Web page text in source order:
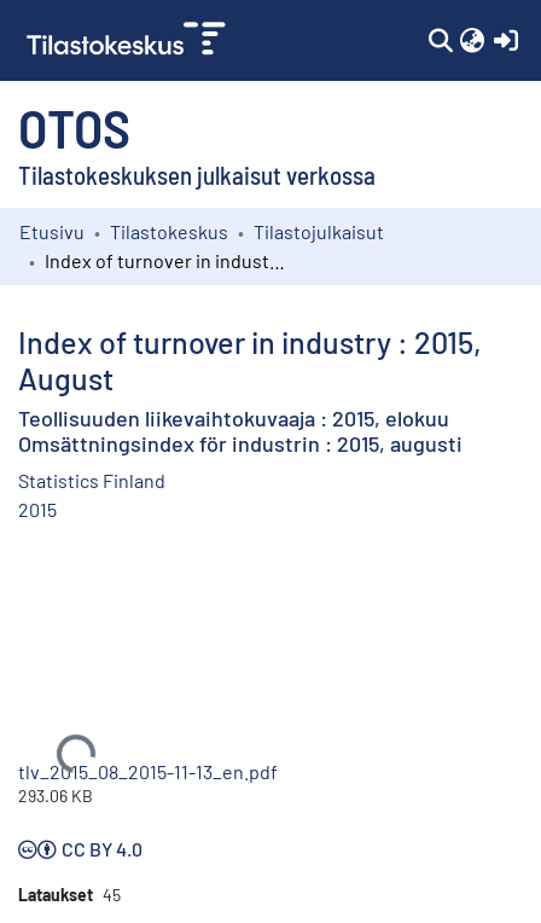
OTOS
Tilastokeskuksen julkaisut verkossa
Kokoelmat
Etusivu Tilastokeskus
Tilastojulkaisut
Index of turnover in industry : 2015,
August
Teollisuuden liikevaihtokuvaaja : 2015, elokuu
Omsättningsindex för industrin : 2015, augusti
Statistics Finland
2015
Ladataan...
tlv_2015_08_2015-11-13_en.pdf
293.06 KB
CC BY 4.0
Lataukset 45